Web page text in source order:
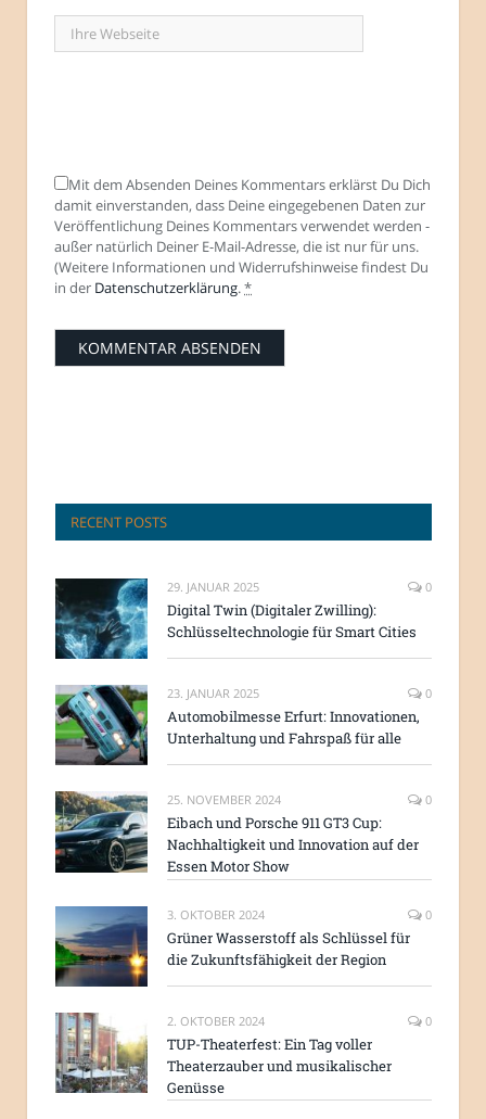
Mit dem Absenden Deines Kommentars erklärst Du Dich
damit einverstanden, dass Deine eingegebenen Daten zur
Veröffentlichung Deines Kommentars verwendet werden -
außer natürlich Deiner E-Mail-Adresse, die ist nur für uns.
(Weitere Informationen und Widerrufshinweise findest Du
in der Datenschutzerklärung.*
RECENT POSTS
29. JANUAR 2025 0
Digital Twin (Digitaler Zwilling):
Schlüsseltechnologie für Smart Cities
23. JANUAR 2025 0
Automobilmesse Erfurt: Innovationen,
Unterhaltung und Fahrspaß für alle
25. NOVEMBER 2024 0
Eibach und Porsche 911 GT3 Cup:
Nachhaltigkeit und Innovation auf der
Essen Motor Show
3. OKTOBER 2024 0
Grüner Wasserstoff als Schlüssel für
die Zukunftsfähigkeit der Region
2. OKTOBER 2024 0
TUP-Theaterfest: Ein Tag voller
Theaterzauber und musikalischer
Genüsse